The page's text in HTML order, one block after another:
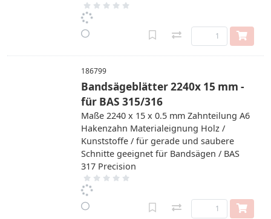
186799
Bandsägeblätter 2240x 15 mm -
für BAS 315/316
Maße 2240 x 15 x 0.5 mm Zahnteilung A6
Hakenzahn Materialeignung Holz /
Kunststoffe / für gerade und saubere
Schnitte geeignet für Bandsägen / BAS
317 Precision